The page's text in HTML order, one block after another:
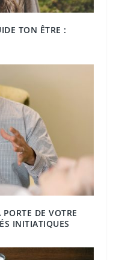
TON ÊTRE :
DE VOTRE
INITIATIQUES